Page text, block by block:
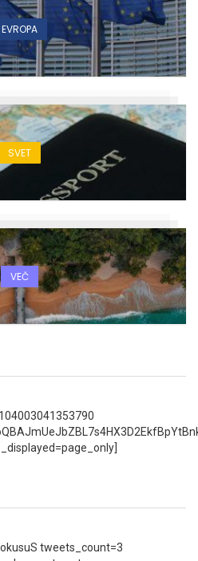
EVROPA
SVET
VEČ
tweets_count=3